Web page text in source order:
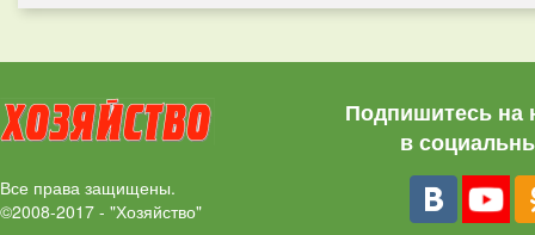
Все права защищены.
©2008-2017 - "Хозяйство"
Подпишитесь на
в